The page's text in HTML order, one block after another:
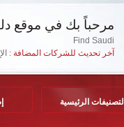
مرحباً بك في موقع
Find Saudi
آخر تحديث للشركات المضافة :
التصنيفات الرئيسية